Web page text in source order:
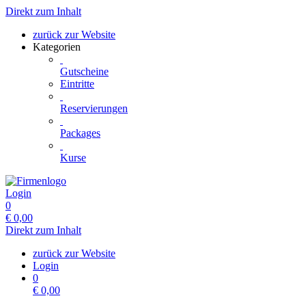
Direkt zum Inhalt
zurück zur Website
Kategorien
Gutscheine
Eintritte
Reservierungen
Packages
Kurse
Login
0
€ 0,00
Direkt zum Inhalt
zurück zur Website
Login
0
€ 0,00